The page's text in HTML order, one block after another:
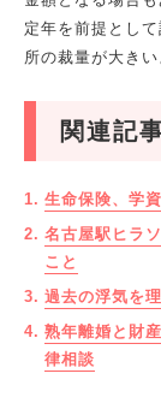
定年を前提とし
所の裁量が大き
関連記
生命保険、学
名古屋駅ヒラ
こと
過去の浮気を
熟年離婚と財
律相談